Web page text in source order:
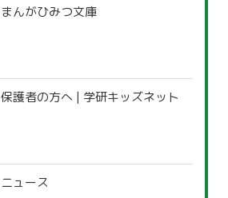
まんがひみつ文庫
保護者の方へ | 学研キッズネット
ニュース